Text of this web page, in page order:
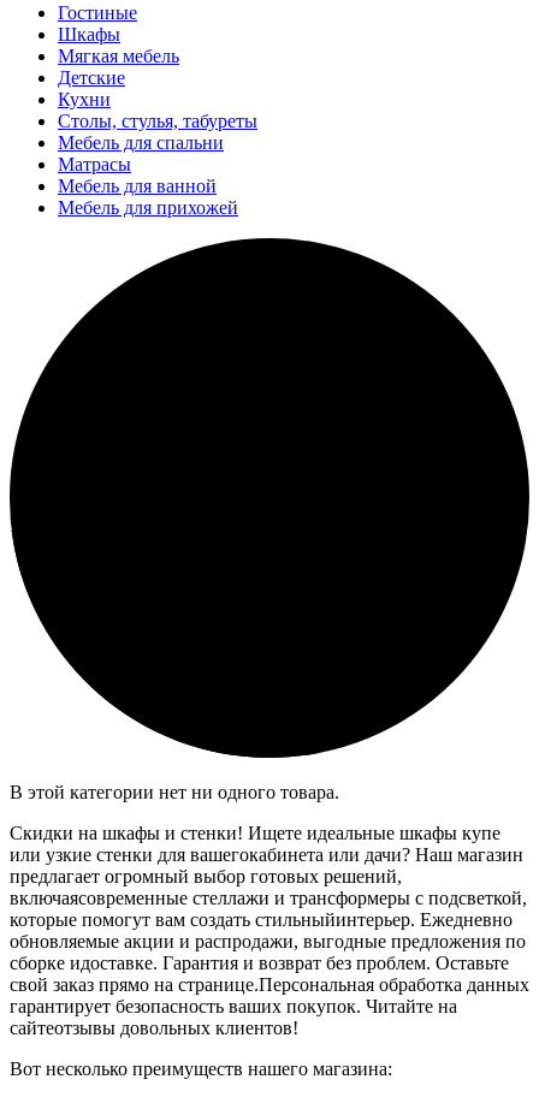
Гостиные
Шкафы
Мягкая мебель
Детские
Кухни
Столы, стулья, табуреты
Мебель для спальни
Матрасы
Мебель для ванной
Мебель для прихожей
В этой категории нет ни одного товара.
Скидки на шкафы и стенки! Ищете идеальные шкафы купе
или узкие стенки для вашегокабинета или дачи? Наш магазин
предлагает огромный выбор готовых решений,
включаясовременные стеллажи и трансформеры с подсветкой,
которые помогут вам создать стильныйинтерьер. Ежедневно
обновляемые акции и распродажи, выгодные предложения по
сборке идоставке. Гарантия и возврат без проблем. Оставьте
свой заказ прямо на странице.Персональная обработка данных
гарантирует безопасность ваших покупок. Читайте на
сайтеотзывы довольных клиентов!
Вот несколько преимуществ нашего магазина: